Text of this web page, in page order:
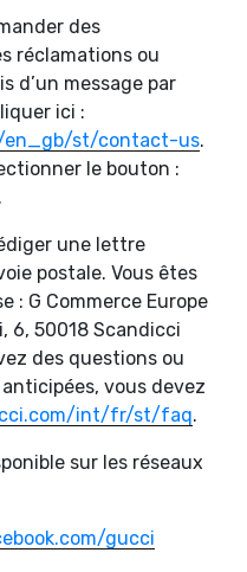
des
réclamations ou
d’un message par
ici :
en_gb/st/contact-us.
le bouton :
une lettre
postale. Vous êtes
: G Commerce Europe
6, 50018 Scandicci
des questions ou
vous devez
int/fr/st/faq.
sur les réseaux
gucci